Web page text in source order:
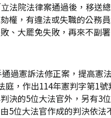
法院法律案通過後，移
權，有違法或失職的公務
、大罷免失敗，再來不副
過憲訴法修正案，提高
庭，作出114年憲判字第1
決的5位大法官外，另有
5位大法官作成的判決依